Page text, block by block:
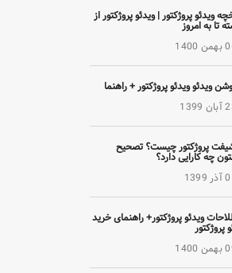
ویدئو پروژکتور | ویدئو پروژکتور از
تا به امروز
1400
ویدئو ویدئو پروژکتور + راهنما
1399
پروژکتور چیست؟ تصحیح
چه کارایی دارد؟
1399
ویدئو پروژکتور+ راهنمای خرید
پروژکتور
1400